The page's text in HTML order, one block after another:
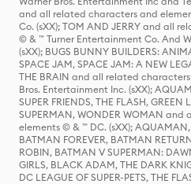
and all related characters and
Co. (sXX); TOM AND JERRY and all
© & ™ Turner Entertainment Co. And
(sXX); BUGS BUNNY BUILDERS:
SPACE JAM, SPACE JAM: A NEW
THE BRAIN and all related
Bros. Entertainment Inc. (sXX);
SUPER FRIENDS, THE FLASH, GREEN
SUPERMAN, WONDER WOMAN
elements © & ™ DC. (sXX);
BATMAN FOREVER, BATMAN
ROBIN, BATMAN V SUPERMAN:
GIRLS, BLACK ADAM, THE DARK
DC LEAGUE OF SUPER-PETS, THE